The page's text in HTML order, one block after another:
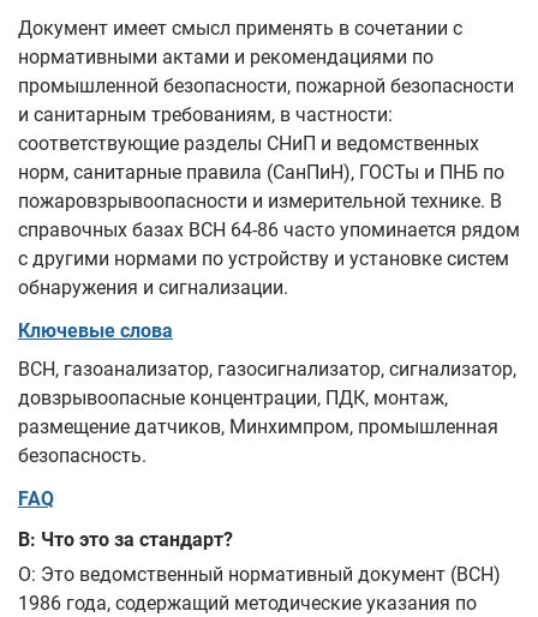
Документ имеет смысл применять в сочетании с
нормативными актами и рекомендациями по
промышленной безопасности, пожарной безопасности
и санитарным требованиям, в частности:
соответствующие разделы СНиП и ведомственных
норм, санитарные правила (СанПиН), ГОСТы и ПНБ по
пожаровзрывоопасности и измерительной технике. В
справочных базах ВСН 64-86 часто упоминается рядом
с другими нормами по устройству и установке систем
обнаружения и сигнализации.
Ключевые слова
ВСН, газоанализатор, газосигнализатор, сигнализатор,
довзрывоопасные концентрации, ПДК, монтаж,
размещение датчиков, Минхимпром, промышленная
безопасность.
FAQ
В: Что это за стандарт?
О: Это ведомственный нормативный документ (ВСН)
1986 года, содержащий методические указания по